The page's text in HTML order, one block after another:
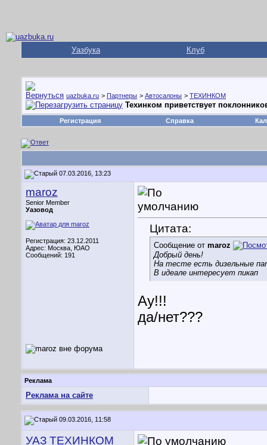
Уазбука Клуб
uazbuka.ru > Партнеры > Автосалоны > ТЕХИНКОМ
Техинком приветствует
Регистрация Справка
07.03.2016, 13:23
maroz
Senior Member
Уазовод
Регистрация: 23.12.2011
Адрес: Москва, ЮАО
Сообщений: 191
Цитата:
Сообщение от maroz
Добрый день!
На тесте есть дизельные
В идеале интересует пикап
Ау!!!
да/нет???
Реклама
Реклама на сайте
09.03.2016, 11:58
УАЗ ТЕХИНКОМ